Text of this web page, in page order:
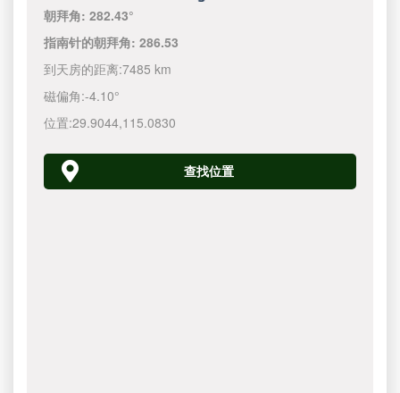
朝拜角:282.43°
指南针的朝拜角:286.53
到天房的距离:7485 km
磁偏角:-4.10°
位置:29.9044,115.0830
查找位置